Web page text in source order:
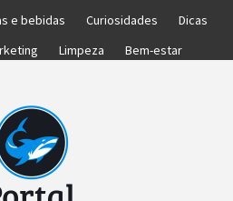
e bebidas Curiosidades
Dicas
Limpeza Bem-estar